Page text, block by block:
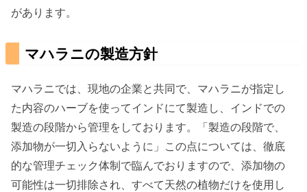
があります。
マハラニの製造方針
マハラニでは、現地の企業と共同で、マハラニが指定し
た内容のハーブを使ってインドにて製造し、インドでの
製造の段階から管理をしております。「製造の段階で、
添加物が一切入らないように」この点については、徹底
的な管理チェック体制で臨んでおりますので、添加物の
可能性は一切排除され、すべて天然の植物だけを使用し